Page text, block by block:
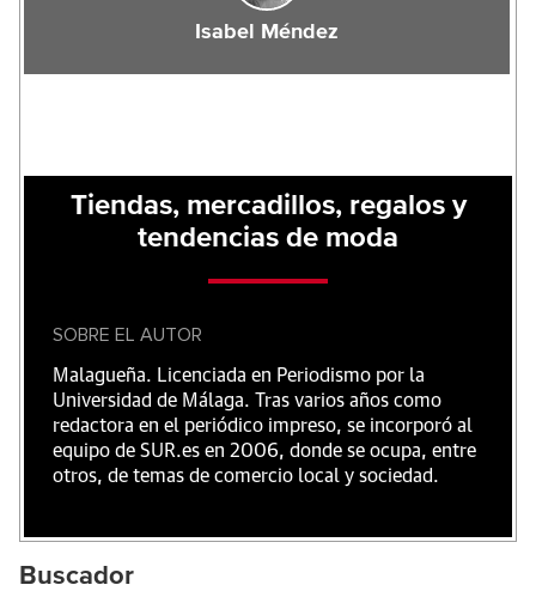
Isabel Méndez
Tiendas, mercadillos, regalos y
tendencias de moda
SOBRE EL AUTOR
Malagueña. Licenciada en Periodismo por la
Universidad de Málaga. Tras varios años como
redactora en el periódico impreso, se incorporó al
equipo de SUR.es en 2006, donde se ocupa, entre
otros, de temas de comercio local y sociedad.
Buscador